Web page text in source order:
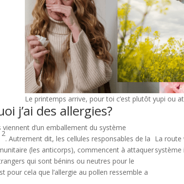
Le printemps arrive, pour toi c’est plutôt yupi ou
j’ai des allergies?
viennent d’un emballement du système
2
. Autrement dit, les cellules responsables de la
(les anticorps), commencent à attaquer
qui sont bénins ou neutres pour le
pour cela que l’allergie au pollen ressemble a
La route
système